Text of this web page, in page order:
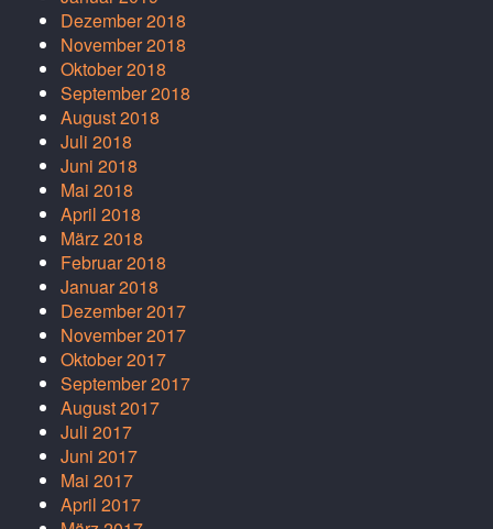
Dezember 2018
November 2018
Oktober 2018
September 2018
August 2018
Juli 2018
Juni 2018
Mai 2018
April 2018
März 2018
Februar 2018
Januar 2018
Dezember 2017
November 2017
Oktober 2017
September 2017
August 2017
Juli 2017
Juni 2017
Mai 2017
April 2017